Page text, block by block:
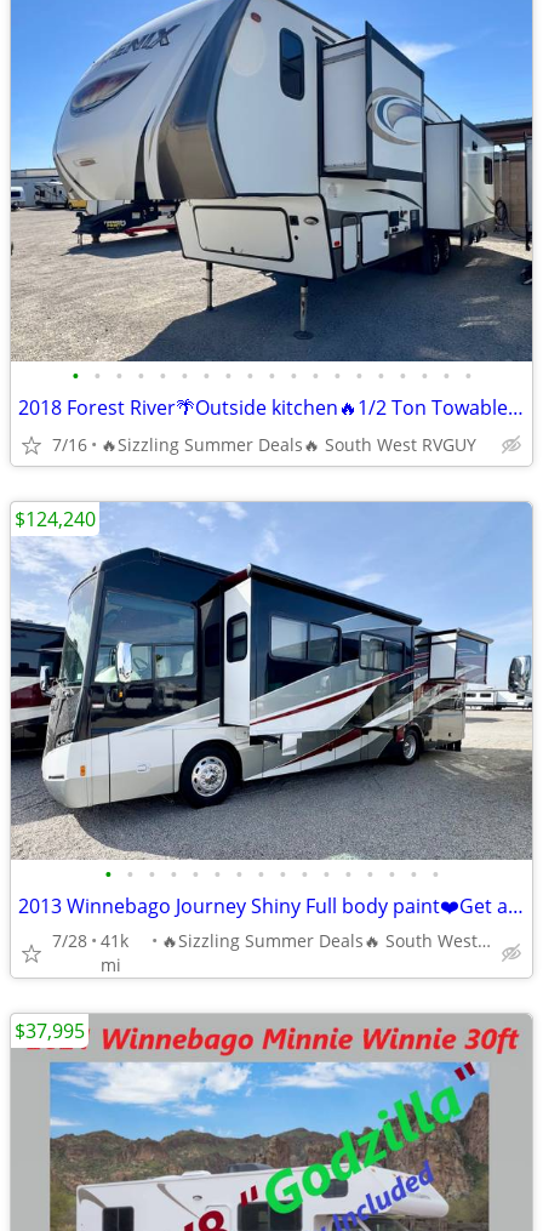
• • • • • • • • • • • • • • • • • • •
2018 Forest River🌴Outside kitchen🔥1/2 Ton Towable🥶2ACs🙌🏼AutoLevel
7/16 🔥Sizzling Summer Deals🔥 South West RVGUY
• • • • • • • • • • • • • • • •
2013 Winnebago Journey Shiny Full body paint❤️Get a steal this summer
7/28 41k
mi
🔥Sizzling Summer Deals🔥 South West RVGUY
$124,240
$37,995